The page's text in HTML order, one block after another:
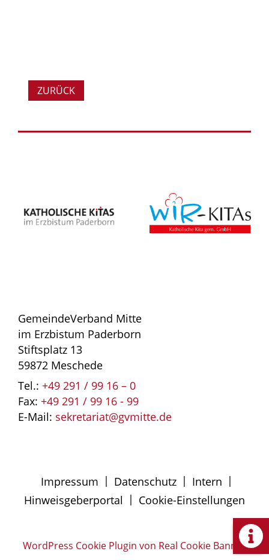
ZURÜCK
GemeindeVerband Mitte
im Erzbistum Paderborn
Stiftsplatz 13
59872 Meschede
Tel.: +49 291 / 99 16 – 0
Fax: +49 291 / 99 16 - 99
E-Mail: sekretariat@gvmitte.de
Impressum | Datenschutz | Intern |
Hinweisgeberportal | Cookie-Einstellungen
WordPress Cookie Plugin von Real Cookie Banner